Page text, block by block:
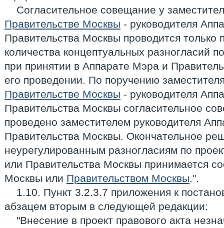
Согласительное совещание у
Правительстве Москвы - руководителя
Правительства Москвы проводится только
количества концептуальных разногласий
при принятии в Аппарате Мэра и
его проведении. По поручению
Правительстве Москвы - руководителя
Правительства Москвы согласительное
проведено заместителем руководителя
Правительства Москвы. Окончательное
неурегулированным разногласиям по
или Правительства Москвы принимается
Москвы или Правительством Москвы.".
1.10. Пункт 3.2.3.7 приложения к
абзацем вторым в следующей редакции:
"Внесение в проект правового акта